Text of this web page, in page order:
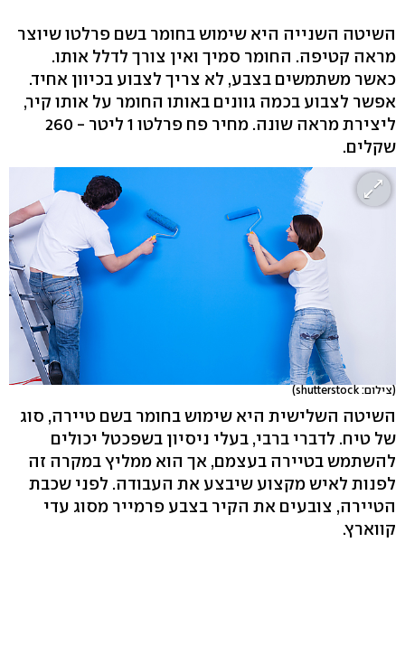
השיטה השנייה היא שימוש בחומר בשם פרלטו שיוצר
מראה קטיפה. החומר סמיך ואין צורך לדלל אותו.
כאשר משתמשים בצבע, לא צריך לצבוע בכיוון אחיד.
אפשר לצבוע בכמה גוונים באותו החומר על אותו קיר,
ליצירת מראה שונה. מחיר פח פרלטו 1 ליטר - 260
שקלים.
(צילום: shutterstock)
השיטה השלישית היא שימוש בחומר בשם טיירה, סוג
של טיח. לדברי ברבי, בעלי ניסיון בשפכטל יכולים
להשתמש בטיירה בעצמם, אך הוא ממליץ במקרה זה
לפנות לאיש מקצוע שיבצע את העבודה. לפני שכבת
הטיירה, צובעים את הקיר בצבע פרמייר מסוג עדי
קווארץ.